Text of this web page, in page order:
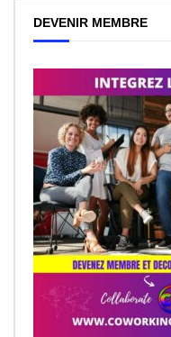
DEVENIR MEMBRE